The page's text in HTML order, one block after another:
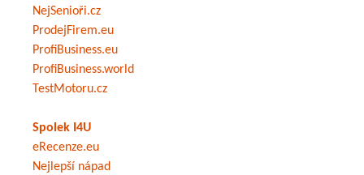
NejSenioři.cz
ProdejFirem.eu
ProfiBusiness.eu
ProfiBusiness.world
TestMotoru.cz
Spolek I4U
eRecenze.eu
Nejlepší nápad